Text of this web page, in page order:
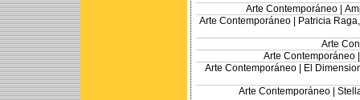
Arte Contemporáneo |
Arte Contemporáneo |
Patricia
Arte
Arte Contemporáneo
Arte Contemporáneo |
El
Arte Contemporáneo |